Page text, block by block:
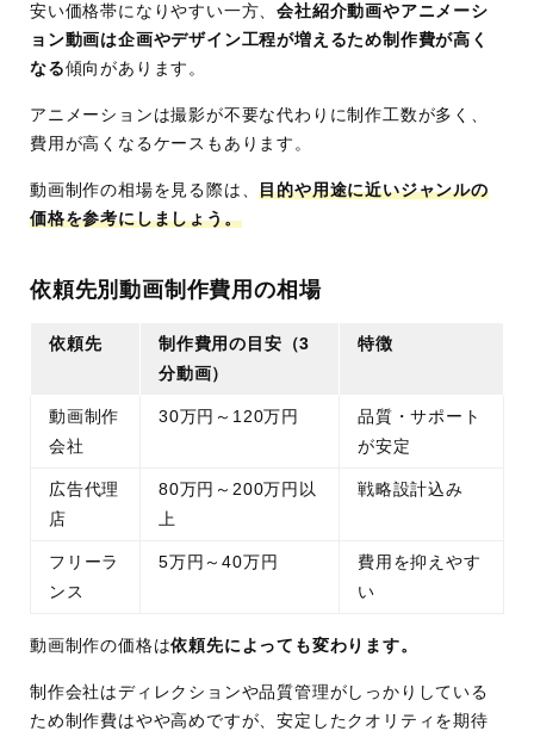
安い価格帯になりやすい一方、会社紹介動画やアニメーシ
ョン動画は企画やデザイン工程が増えるため制作費が高く
なる傾向があります。
アニメーションは撮影が不要な代わりに制作工数が多く、
費用が高くなるケースもあります。
動画制作の相場を見る際は、目的や用途に近いジャンルの
価格を参考にしましょう。
依頼先別動画制作費用の相場
依頼先
制作費用の目安（3
分動画）
特徴
動画制作
会社
30万円～120万円
品質・サポート
が安定
広告代理
店
80万円～200万円以
上
戦略設計込み
フリーラ
ンス
5万円～40万円
費用を抑えやす
い
動画制作の価格は依頼先によっても変わります。
制作会社はディレクションや品質管理がしっかりしている
ため制作費はやや高めですが、安定したクオリティを期待